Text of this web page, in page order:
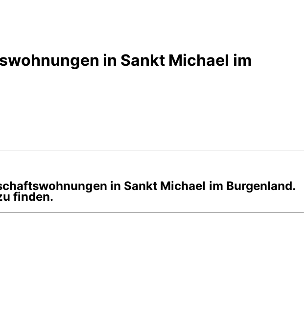
in Sankt Michael im
in Sankt Michael im Burgenland.
finden.